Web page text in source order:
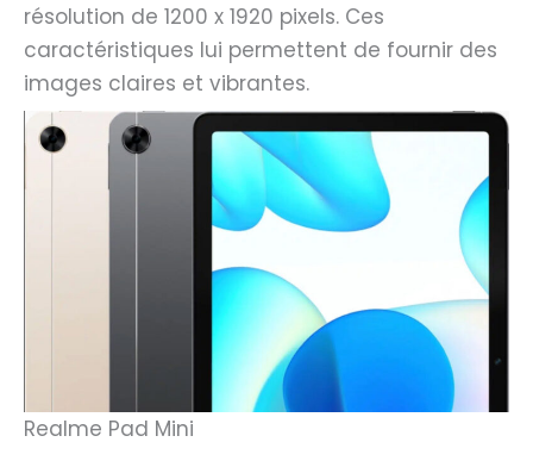
résolution de 1200 x 1920 pixels. Ces
caractéristiques lui permettent de fournir des
images claires et vibrantes.
Realme Pad Mini